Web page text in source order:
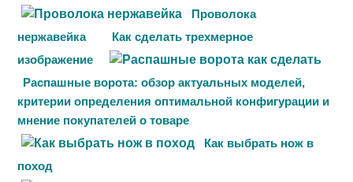
Проволока
нержавейка
Как сделать трехмерное
изображение
Распашные ворота: обзор актуальных моделей,
критерии определения оптимальной конфигурации и
мнение покупателей о товаре
Как выбрать нож в
поход